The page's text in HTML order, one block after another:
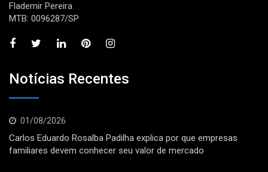
Flademir Pereira
MTB: 0096287/SP
Notícias Recentes
01/08/2026
Carlos Eduardo Rosalba Padilha explica por que empresas
familiares devem conhecer seu valor de mercado